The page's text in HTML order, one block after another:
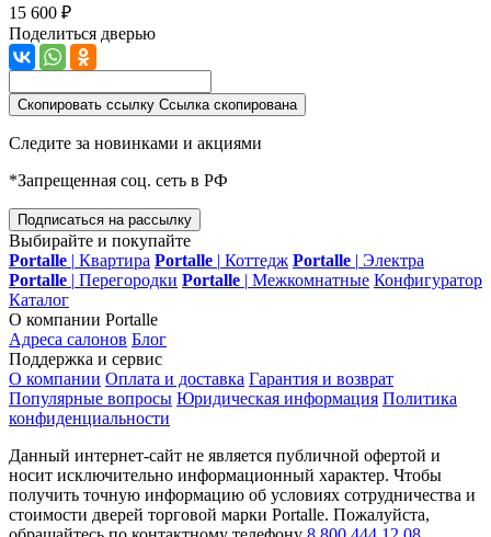
15 600 ₽
Поделиться дверью
Скопировать ссылку Ссылка скопирована
Следите за новинками и акциями
*Запрещенная соц. сеть в РФ
Подписаться на рассылку
Выбирайте и покупайте
Portalle | Квартира Portalle | Коттедж Portalle | Электра
Portalle | Перегородки Portalle | Межкомнатные Конфигуратор
Каталог
О компании Portalle
Адреса салонов Блог
Поддержка и сервис
О компании Оплата и доставка Гарантия и возврат
Популярные вопросы Юридическая информация Политика
конфиденциальности
Данный интернет-сайт не является публичной офертой и
носит исключительно информационный характер. Чтобы
получить точную информацию об условиях сотрудничества и
стоимости дверей торговой марки Portalle. Пожалуйста,